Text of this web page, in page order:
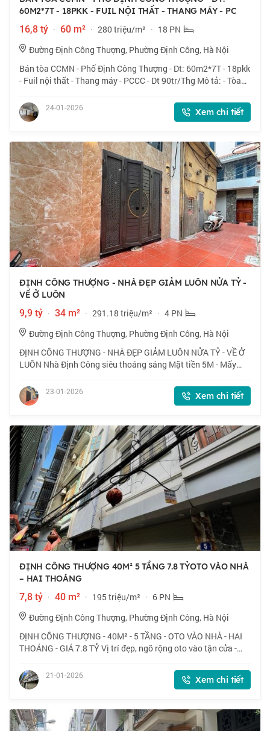
60M2*7T - 18PKK - FUIL NỘI THẤT - THANG MÁY - PC
16,8 tỷ · 60 m² · 280 triệu/m² · 18 PN
Đường Định Công Thượng, Phường Định Công, Hà Nội
Bán tòa CCMN - Phố Định Công Thượng - Dt: 60m2*7T - 18pkk
- Fuil nội thất - Thang máy - PCCC - Dt 90tr/Thg Mô tả: - Tòa
Vũ Tông Phan, Nguyễn X
24-01-2026 Xem chi tiết
ĐỊNH CÔNG THƯỢNG - NHÀ ĐẸP GIẢM LUÔN NỬA TỶ -
VỀ Ở LUÔN
9,9 tỷ · 34 m² · 291.18 triệu/m² · 4 PN
Đường Định Công Thượng, Phường Định Công, Hà Nội
ĐỊNH CÔNG THƯỢNG - NHÀ ĐẸP GIẢM LUÔN NỬA TỶ - VỀ Ở
LUÔN Nhà Định Công siêu thoáng sáng Mặt tiền 5M - Mấy
Chủ nhà mới nghiến răng cắt máu - Tài
23-01-2026 Xem chi tiết
ĐỊNH CÔNG THƯỢNG 40M² 5 TẦNG 7.8 TỶOTO VÀO NHÀ
– HAI THOÁNG
7,8 tỷ · 40 m² · 195 triệu/m² · 6 PN
Đường Định Công Thượng, Phường Định Công, Hà Nội
ĐỊNH CÔNG THƯỢNG - 40M² - 5 TẦNG - OTO VÀO NHÀ - HAI
THOÁNG - GIÁ 7.8 TỶ Vị trí đẹp, ngõ rộng oto vào tận cửa -
bán kính 500m. Nhà mới đẹp,
21-01-2026 Xem chi tiết